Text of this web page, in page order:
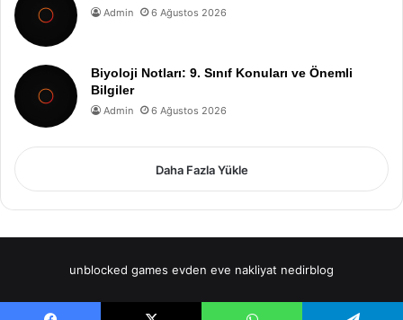
Admin 6 Ağustos 2026
Biyoloji Notları: 9. Sınıf Konuları ve Önemli
Bilgiler
Admin 6 Ağustos 2026
Daha Fazla Yükle
unblocked games evden eve nakliyat nedirblog